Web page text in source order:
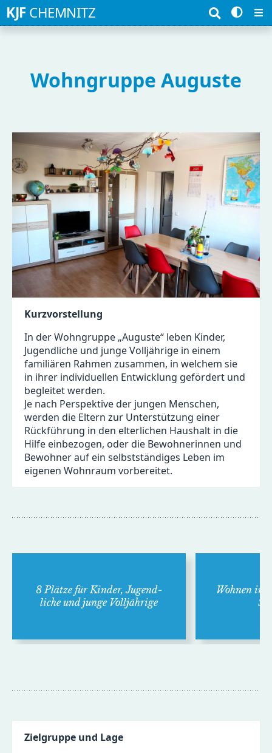
KJF CHEMNITZ Suchbegriffe
Wohngruppe Auguste
Kurzvorstellung
In der Wohngruppe „Auguste“ leben Kinder,
Jugendliche und junge Volljährige in einem
familiären Rahmen zusammen, in welchem sie
in ihrer individuellen Entwicklung gefördert und
begleitet werden.
Je nach Perspektive der jungen Menschen,
werden die Eltern zur Unterstützung einer
Rückführung in den elterlichen Haushalt in die
Hilfe einbezogen, oder die Bewohnerinnen und
Bewohner auf ein selbstständiges Leben im
eigenen Wohnraum vorbereitet.
8 Plätze für Kinder, Jugend­
liche und junge Voll­jährige
Wohnen in
Zielgruppe und Lage